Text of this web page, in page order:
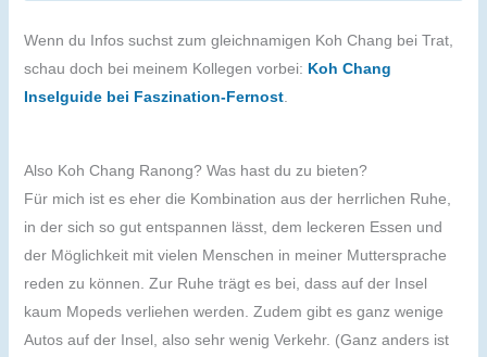
Wenn du Infos suchst zum gleichnamigen Koh Chang bei Trat,
schau doch bei meinem Kollegen vorbei: Koh Chang
Inselguide bei Faszination-Fernost.
Also Koh Chang Ranong? Was hast du zu bieten?
Für mich ist es eher die Kombination aus der herrlichen Ruhe,
in der sich so gut entspannen lässt, dem leckeren Essen und
der Möglichkeit mit vielen Menschen in meiner Muttersprache
reden zu können. Zur Ruhe trägt es bei, dass auf der Insel
kaum Mopeds verliehen werden. Zudem gibt es ganz wenige
Autos auf der Insel, also sehr wenig Verkehr. (Ganz anders ist